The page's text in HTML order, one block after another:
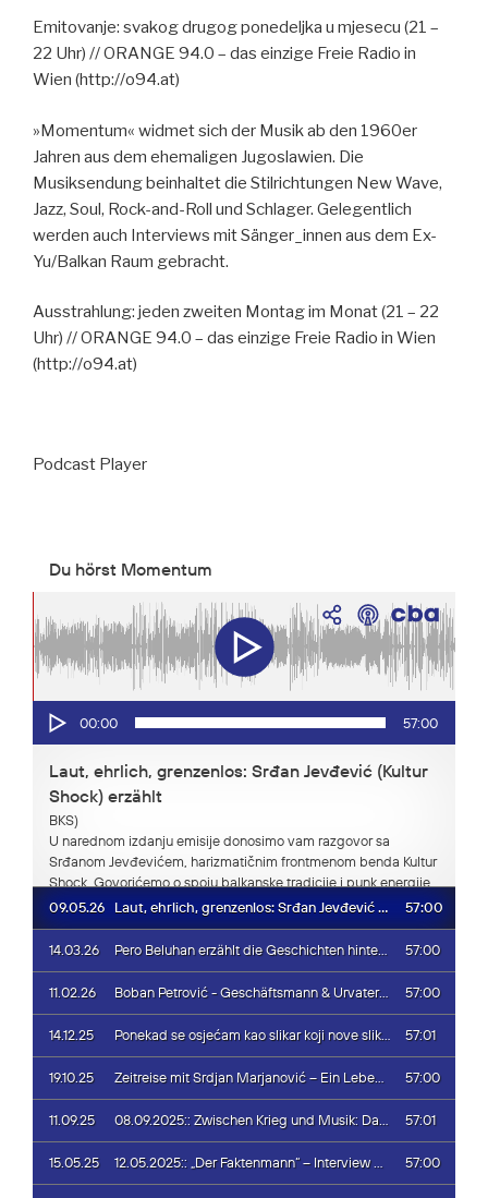
Emitovanje: svakog drugog ponedeljka u mjesecu (21 –
22 Uhr) // ORANGE 94.0 – das einzige Freie Radio in
Wien (http://o94.at)
»Momentum« widmet sich der Musik ab den 1960er
Jahren aus dem ehemaligen Jugoslawien. Die
Musiksendung beinhaltet die Stilrichtungen New Wave,
Jazz, Soul, Rock-and-Roll und Schlager. Gelegentlich
werden auch Interviews mit Sänger_innen aus dem Ex-
Yu/Balkan Raum gebracht.
Ausstrahlung: jeden zweiten Montag im Monat (21 – 22
Uhr) // ORANGE 94.0 – das einzige Freie Radio in Wien
(http://o94.at)
Podcast Player